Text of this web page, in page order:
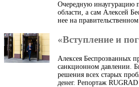
Очередную инаугурацию
области, а сам Алексей
нее на
«Вступление и
Алексея Беспрозванных
санкционном давлении.
решения всех старых
денег. Репортаж RUGRAD